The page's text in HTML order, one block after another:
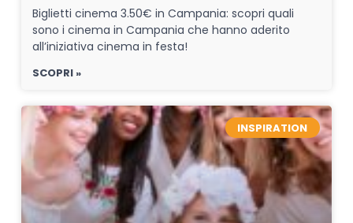
Biglietti cinema 3.50€ in Campania: scopri quali
sono i cinema in Campania che hanno aderito
all’iniziativa cinema in festa!
SCOPRI »
INSPIRATION